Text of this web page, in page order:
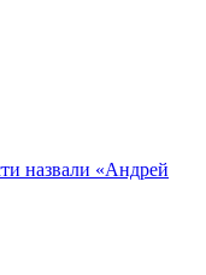
назвали «Андрей